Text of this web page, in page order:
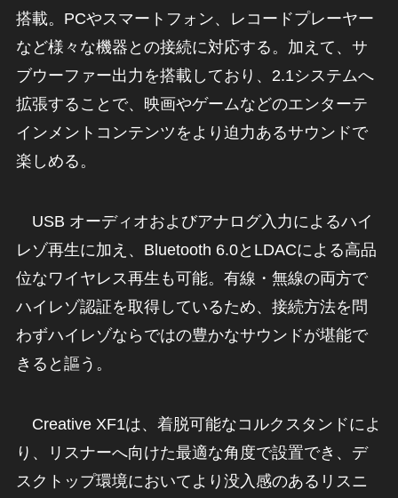
搭載。PCやスマートフォン、レコードプレーヤー
など様々な機器との接続に対応する。加えて、サ
ブウーファー出力を搭載しており、2.1システムへ
拡張することで、映画やゲームなどのエンターテ
インメントコンテンツをより迫力あるサウンドで
楽しめる。
USB オーディオおよびアナログ入力によるハイ
レゾ再生に加え、Bluetooth 6.0とLDACによる高品
位なワイヤレス再生も可能。有線・無線の両方で
ハイレゾ認証を取得しているため、接続方法を問
わずハイレゾならではの豊かなサウンドが堪能で
きると謳う。
Creative XF1は、着脱可能なコルクスタンドによ
り、リスナーへ向けた最適な角度で設置でき、デ
スクトップ環境においてより没入感のあるリスニ